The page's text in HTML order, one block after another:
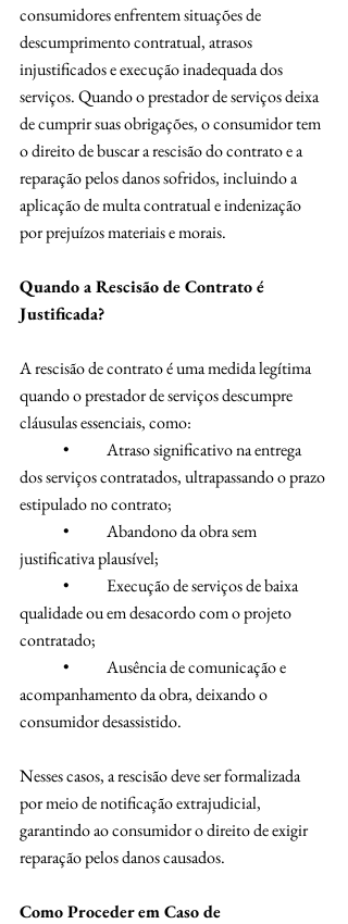
consumidores enfrentem situações de
descumprimento contratual, atrasos
injustificados e execução inadequada dos
serviços. Quando o prestador de serviços deixa
de cumprir suas obrigações, o consumidor tem
o direito de buscar a rescisão do contrato e a
reparação pelos danos sofridos, incluindo a
aplicação de multa contratual e indenização
por prejuízos materiais e morais.
Quando a Rescisão de Contrato é
Justificada?
A rescisão de contrato é uma medida legítima
quando o prestador de serviços descumpre
cláusulas essenciais, como:
dos serviços contratados, ultrapassando o prazo
estipulado no contrato;
justificativa plausível;
qualidade ou em desacordo com o projeto
contratado;
acompanhamento da obra, deixando o
consumidor desassistido.
Nesses casos, a rescisão deve ser formalizada
por meio de notificação extrajudicial,
garantindo ao consumidor o direito de exigir
reparação pelos danos causados.
Como Proceder em Caso de